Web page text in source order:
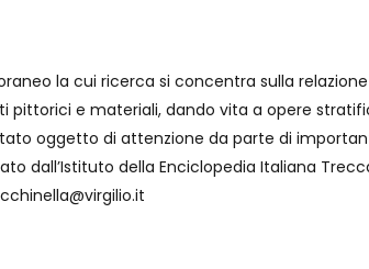
la cui ricerca si concentra sulla
pittorici e materiali, dando vita a opere
oggetto di attenzione da parte di
dall’Istituto della Enciclopedia Italiana